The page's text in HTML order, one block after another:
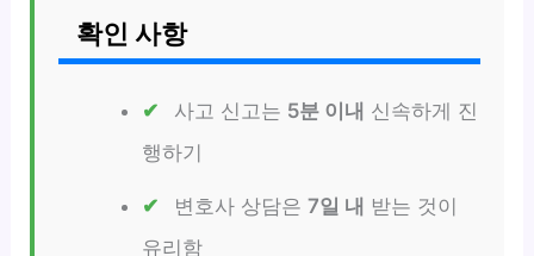
확인 사항
사고 신고는 5분 이내 신속하게 진
행하기
변호사 상담은 7일 내 받는 것이
유리함